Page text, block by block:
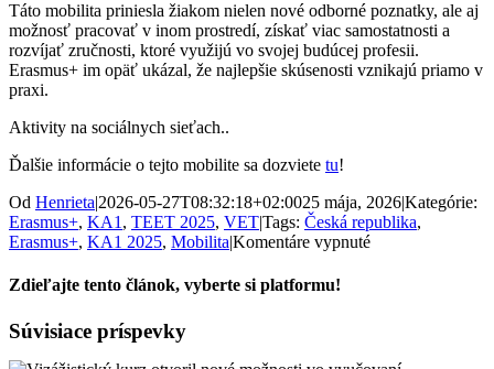
Táto mobilita priniesla žiakom nielen nové odborné poznatky, ale aj
možnosť pracovať v inom prostredí, získať viac samostatnosti a
rozvíjať zručnosti, ktoré využijú vo svojej budúcej profesii.
Erasmus+ im opäť ukázal, že najlepšie skúsenosti vznikajú priamo v
praxi.
Aktivity na sociálnych sieťach..
Ďalšie informácie o tejto mobilite sa dozviete tu!
Od Henrieta|2026-05-27T08:32:18+02:0025 mája, 2026|Kategórie:
Erasmus+, KA1 , TEET 2025, VET|Tags: Česká republika,
Erasmus+, KA1 2025, Mobilita|Komentáre vypnuténa
Zdieľajte tento článok, vyberte si platformu!
Facebook
X
Súvisiace príspevky